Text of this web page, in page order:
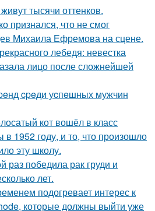
тысячи оттенков.
признался, что не смог
Михаила Ефремова на сцене.
лебедя: невестка
лицо после сложнейшей
cpeди уcпeшных мужчин
кот вошёл в класс
1952 году, и то, что произошло
эту школу.
раз победила рак груди и
лет.
подогревает интерес к
которые должны выйти уже